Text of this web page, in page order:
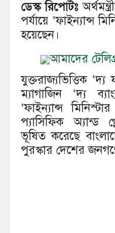
ডেস্ক রিপোর্টঃ
পর্যায়ে ‘ফাইন্যান্স
হয়েছেন।
আমাদের
যুক্তরাজ্যভিত্তিক ‘দ্য
ম্যাগাজিন ‘দ্য
‘ফাইন্যান্স
প্যাসিফিক অ্যান্ড
ভূষিত করেছে
পুরস্কার দেশের